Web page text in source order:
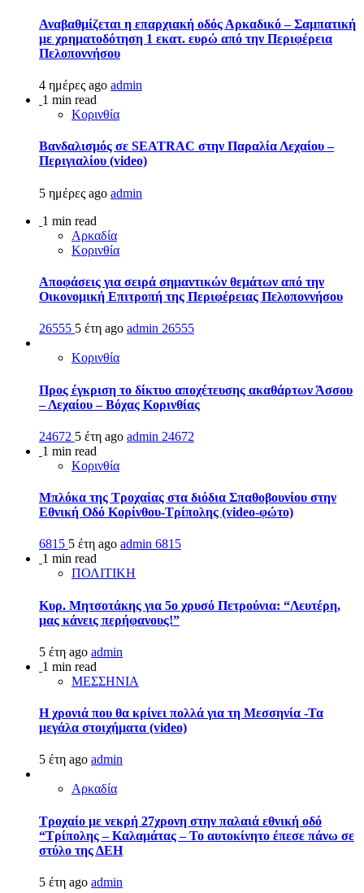
Αναβαθμίζεται η επαρχιακή οδός Αρκαδικό – Σαμπατική
με χρηματοδότηση 1 εκατ. ευρώ από την Περιφέρεια
Πελοποννήσου
4 ημέρες ago admin
1 min read
Κορινθία
Βανδαλισμός σε SEATRAC στην Παραλία Λεχαίου –
Περιγιαλίου (video)
5 ημέρες ago admin
1 min read
Αρκαδία
Κορινθία
Αποφάσεις για σειρά σημαντικών θεμάτων από την
Οικονομική Επιτροπή της Περιφέρειας Πελοποννήσου
26555 5 έτη ago admin 26555
Κορινθία
Προς έγκριση το δίκτυο αποχέτευσης ακαθάρτων Άσσου
– Λεχαίου – Βόχας Κορινθίας
24672 5 έτη ago admin 24672
1 min read
Κορινθία
Μπλόκα της Τροχαίας στα διόδια Σπαθοβουνίου στην
Εθνική Οδό Κορίνθου-Τρίπολης (video-φώτο)
6815 5 έτη ago admin 6815
1 min read
ΠΟΛΙΤΙΚΗ
Κυρ. Μητσοτάκης για 5ο χρυσό Πετρούνια: “Λευτέρη,
μας κάνεις περήφανους!”
5 έτη ago admin
1 min read
ΜΕΣΣΗΝΙΑ
Η χρονιά που θα κρίνει πολλά για τη Μεσσηνία -Τα
μεγάλα στοιχήματα (video)
5 έτη ago admin
Αρκαδία
Τροχαίο με νεκρή 27χρονη στην παλαιά εθνική οδό
“Τρίπολης – Καλαμάτας – Το αυτοκίνητο έπεσε πάνω σε
στύλο της ΔΕΗ
5 έτη ago admin